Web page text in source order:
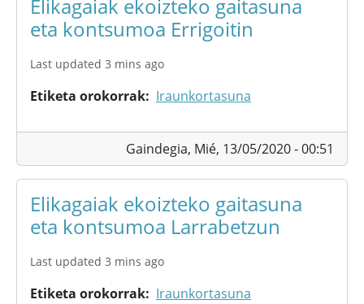
Elikagaiak ekoizteko gaitasuna
eta kontsumoa Errigoitin
Last updated 3 mins ago
Etiketa orokorrak Iraunkortasuna
Gaindegia, Mié, 13/05/2020 - 00:51
Elikagaiak ekoizteko gaitasuna
eta kontsumoa Larrabetzun
Last updated 3 mins ago
Etiketa orokorrak Iraunkortasuna